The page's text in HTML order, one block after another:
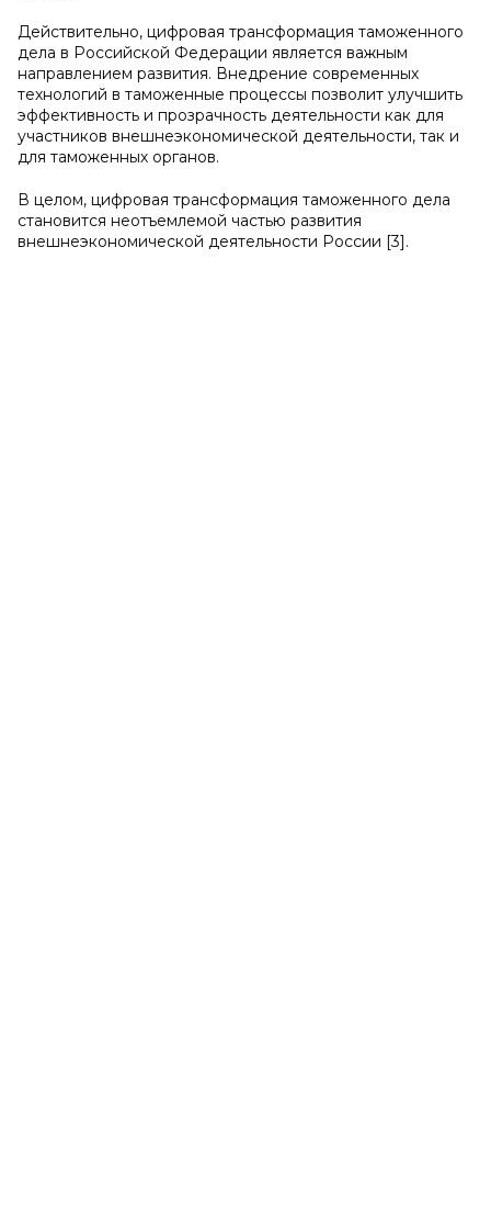
Действительно, цифровая трансформация таможенного
дела в Российской Федерации является важным
направлением развития. Внедрение современных
технологий в таможенные процессы позволит улучшить
эффективность и прозрачность деятельности как для
участников внешнеэкономической деятельности, так и
для таможенных органов.
В целом, цифровая трансформация таможенного дела
становится неотъемлемой частью развития
внешнеэкономической деятельности России [3].